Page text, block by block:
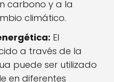
carbono y a la
climático.
El
a través de la
puede ser utilizado
en diferentes